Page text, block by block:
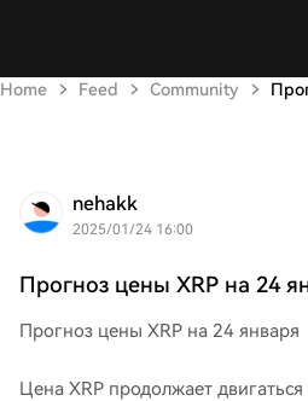
Home Feed Community
nehakk
2025/01/24 16:00
Прогноз цены XRP на 24
Прогноз цены XRP на 24 января
Цена XRP продолжает